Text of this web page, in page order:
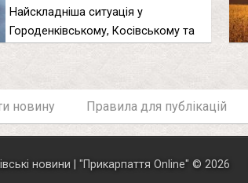
Найскладніша ситуація у
Городенківському, Косівському та
новину Правила для публікацій
новини | "Прикарпаття Online" © 2026